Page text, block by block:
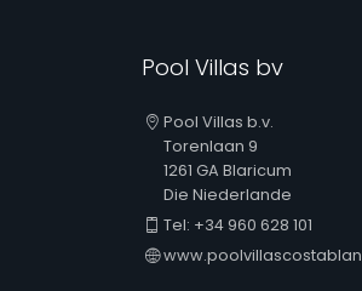
Pool Villas bv
Pool Villas b.v.
Torenlaan 9
1261 GA Blaricum
Die Niederlande
Tel: +34 960 628 101